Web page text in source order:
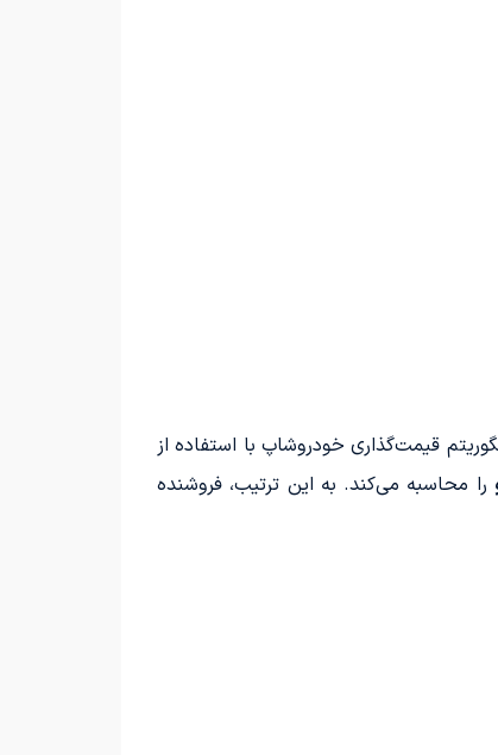
قیمت‌گذاری خودروشاپ با استفاده از
را محاسبه می‌کند. به این ترتیب، فروشنده